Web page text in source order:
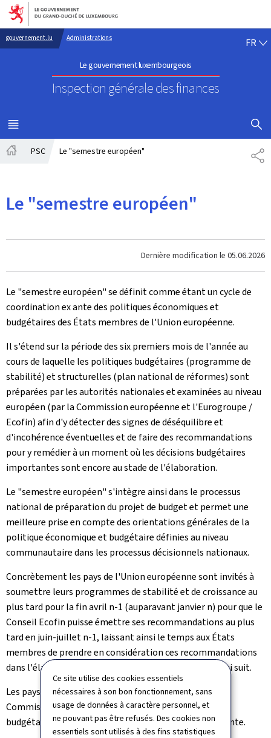
Ce site utilise des cookies essentiels
nécessaires à son bon fonctionnement, sans
usage de données à caractère personnel, et
ne pouvant pas être refusés. Des cookies non
essentiels sont utilisés à des fins statistiques
Aller au menu principal
Aller au contenu
gouvernement.lu Administrations
Le gouvernement luxembourgeois
Inspection générale des finances
FR
MENU
PRINCIPAL
PSC Le "semestre européen"
Le "semestre européen"
Dernière modification le 05.06.2026
Le "semestre européen" se définit comme étant un cycle de
coordination ex ante des politiques économiques et
budgétaires des États membres de l'Union européenne.
Il s'étend sur la période des six premiers mois de l'année au
cours de laquelle les politiques budgétaires (programme de
stabilité) et structurelles (plan national de réformes) sont
préparées par les autorités nationales et examinées au niveau
européen (par la Commission européenne et l'Eurogroupe /
Ecofin) afin d'y détecter des signes de déséquilibre et
d'incohérence éventuelles et de faire des recommandations
pour y remédier à un moment où les décisions budgétaires
importantes sont encore au stade de l'élaboration.
Le "semestre européen" s'intègre ainsi dans le processus
national de préparation du projet de budget et permet une
meilleure prise en compte des orientations générales de la
politique économique et budgétaire définies au niveau
communautaire dans les processus décisionnels nationaux.
Concrètement les pays de l'Union européenne sont invités à
soumettre leurs programmes de stabilité et de croissance au
plus tard pour la fin avril n-1 (auparavant janvier n) pour que le
Conseil Ecofin puisse émettre ses recommandations au plus
tard en juin-juillet n-1, laissant ainsi le temps aux États
membres de prendre en considération ces recommandations
dans l'élaboration du projet de budget pour l'année qui suit.
Les pays membres sont tenus de transmettre à la
Commission, pour le 15 octobre n-1, le projet de plan
budgétaire ("draft budgetary plan") pour l'année suivante.